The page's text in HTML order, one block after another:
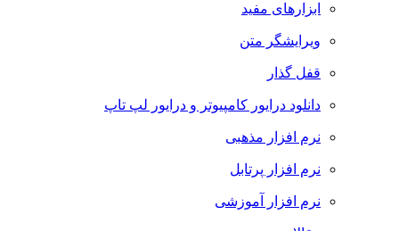
ابزارهای مفید
ویرایشگر متن
قفل گذار
دانلود درایور کامپیوتر و درایور لپ تاپ
نرم افزار مذهبی
نرم افزار پرتابل
نرم افزار آموزشی